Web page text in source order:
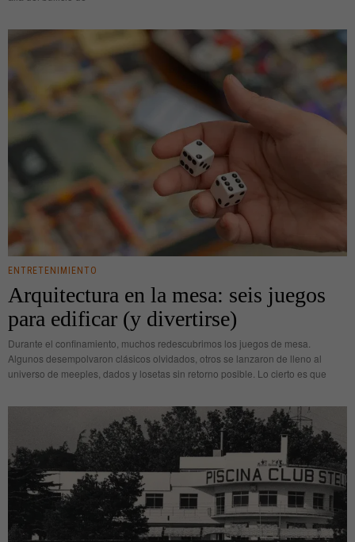
ENTRETENIMIENTO
Arquitectura en la mesa: seis juegos
para edificar (y divertirse)
Durante el confinamiento, muchos redescubrimos los juegos de mesa.
Algunos desempolvaron clásicos olvidados, otros se lanzaron de lleno al
universo de meeples, dados y losetas sin retorno posible. Lo cierto es que